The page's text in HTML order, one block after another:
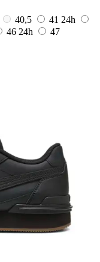
40,5 41 24h
46 24h
47